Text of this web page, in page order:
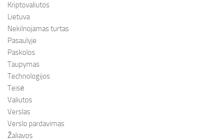
Kriptovaliutos
Lietuva
Nekilnojamas turtas
Pasaulyje
Paskolos
Taupymas
Technologijos
Teisė
Valiutos
Verslas
Verslo pardavimas
Žaliavos